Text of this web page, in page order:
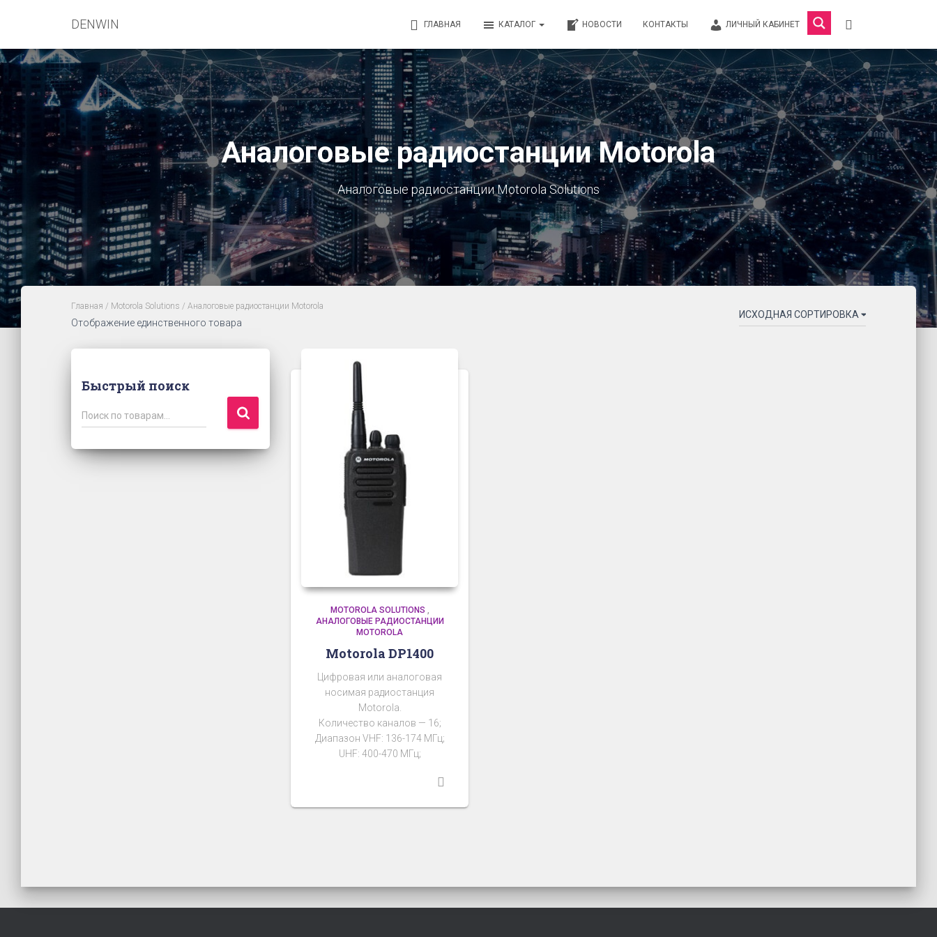
DENWIN ГЛАВНАЯ КАТАЛОГ НОВОСТИ КОНТАКТЫ ЛИЧНЫЙ КАБИНЕТ
Аналоговые радиостанции Motorola
Аналоговые радиостанции Motorola Solutions
Главная / Motorola Solutions / Аналоговые радиостанции Motorola
Отображение единственного товара
Быстрый поиск
И
с
а
Поиск по товарам…
MOTOROLA SOLUTIONS ,
АНАЛОГОВЫЕ РАДИОСТАНЦИИ
MOTOROLA
Motorola DP1400
Цифровая или аналоговая
носимая радиостанция
Motorola.
Количество каналов — 16;
Диапазон VHF: 136-174 МГц;
UHF: 400-470 МГц;